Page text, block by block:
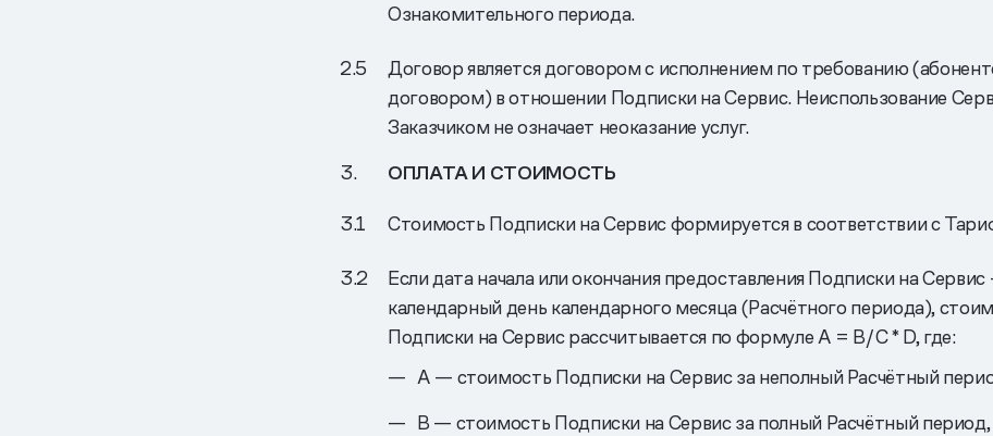
Ознакомительного периода.
Договор является договором с исполнением по требованию
договором) в отношении Подписки на Сервис. Неиспользование
Заказчиком не означает неоказание услуг.
ОПЛАТА И СТОИМОСТЬ
Стоимость Подписки на Сервис формируется в соответствии с
Если дата начала или окончания предоставления Подписки на
календарный день календарного месяца (Расчётного периода),
Подписки на Сервис рассчитывается по формуле A = B/C * D, где:
A — стоимость Подписки на Сервис за неполный Расчётный
B — стоимость Подписки на Сервис за полный Расчётный период,